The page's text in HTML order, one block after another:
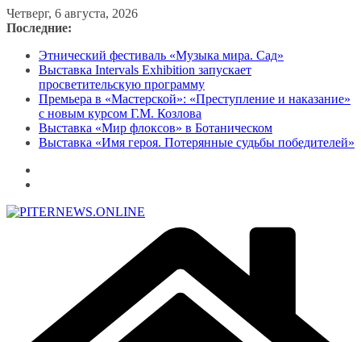
Перейти
к
Четверг, 6 августа, 2026
Последние:
Этнический фестиваль «Музыка мира. Сад»
Выставка Intervals Exhibition запускает
просветительскую программу
Премьера в «Мастерской»: «Преступление и наказание»
с новым курсом Г.М. Козлова
Выставка «Мир флоксов» в Ботаническом
Выставка «Имя героя. Потерянные судьбы победителей»